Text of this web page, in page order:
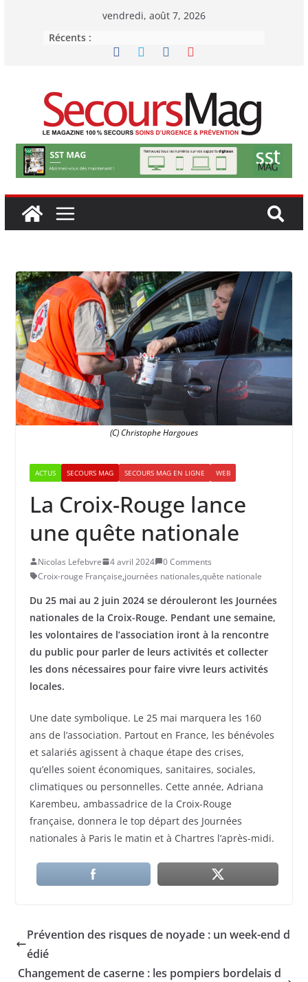
vendredi, août 7, 2026
Récents :
(C) Christophe Hargoues
ACTUS SECOURS MAG SECOURS MAG EN LIGNE WEB
La Croix-Rouge lance
une quête nationale
Nicolas Lefebvre 4 avril 2024
0 Comments
Croix-rouge Française,journées nationales,quête nationale
​​Du 25 mai au 2 juin 2024 se dérouleront les Journées
nationales de la Croix-Rouge. Pendant une semaine,
les volontaires de l’association iront à la rencontre
du public pour parler de leurs activités et collecter
les dons nécessaires pour faire vivre leurs activités
locales.
Une date symbolique. Le 25 mai marquera les 160
ans de l’association. Partout en France, les bénévoles
et salariés agissent à chaque étape des crises,
qu’elles soient économiques, sanitaires, sociales,
climatiques ou personnelles. Cette année, Adriana
Karembeu, ambassadrice de la Croix-Rouge
française, donnera le top départ des Journées
nationales à Paris le matin et à Chartres l’après-midi.
Prévention des risques de noyade : un week-end d
édié
Changement de caserne : les pompiers bordelais d